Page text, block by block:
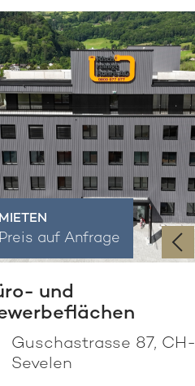
‹
MIETEN
Preis auf Anfrage
und
Guschastrasse 87, CH-
Sevelen